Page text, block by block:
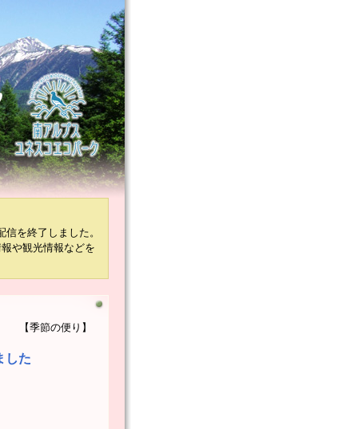
を終了しました。
や観光情報などを
【季節の便り】
した